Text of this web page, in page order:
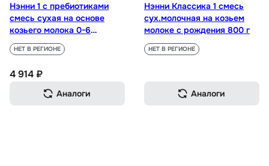
Нэнни 1 с пребиотиками
смесь сухая на основе
козьего молока 0-6
месяцев 800 г
НЕТ В РЕГИОНЕ
4 914 ₽
Аналоги
Нэнни Классика 1 смесь
сух.молочная на козьем
молоке с рождения 800 г
НЕТ В РЕГИОНЕ
Аналоги